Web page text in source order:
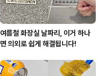
여름철 화장실 날파리, 이거 하나
면 의외로 쉽게 해결됩니다!